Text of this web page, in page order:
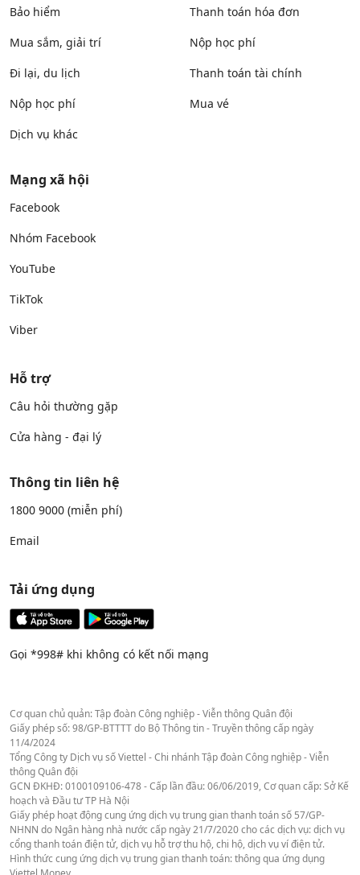
Bảo hiểm
Mua sắm, giải trí
Đi lại, du lịch
Nộp học phí
Dịch vụ khác
Thanh toán hóa đơn
Nộp học phí
Thanh toán tài chính
Mua vé
Mạng xã hội
Facebook
Nhóm Facebook
YouTube
TikTok
Viber
Hỗ trợ
Câu hỏi thường gặp
Cửa hàng - đại lý
Thông tin liên hệ
1800 9000 (miễn phí)
Email
Tải ứng dụng
Gọi *998# khi không có kết nối mạng
Cơ quan chủ quản: Tập đoàn Công nghiệp - Viễn thông Quân đội
Giấy phép số: 98/GP-BTTTT do Bộ Thông tin - Truyền thông cấp ngày
11/4/2024
Tổng Công ty Dịch vụ số Viettel - Chi nhánh Tập đoàn Công nghiệp - Viễn
thông Quân đội
GCN ĐKHĐ: 0100109106-478 - Cấp lần đầu: 06/06/2019, Cơ quan cấp: Sở Kế
hoạch và Đầu tư TP Hà Nội
Giấy phép hoạt động cung ứng dịch vụ trung gian thanh toán số 57/GP-
NHNN do Ngân hàng nhà nước cấp ngày 21/7/2020 cho các dịch vụ: dịch vụ
cổng thanh toán điện tử, dịch vụ hỗ trợ thu hộ, chi hộ, dịch vụ ví điện tử.
Hình thức cung ứng dịch vụ trung gian thanh toán: thông qua ứng dụng